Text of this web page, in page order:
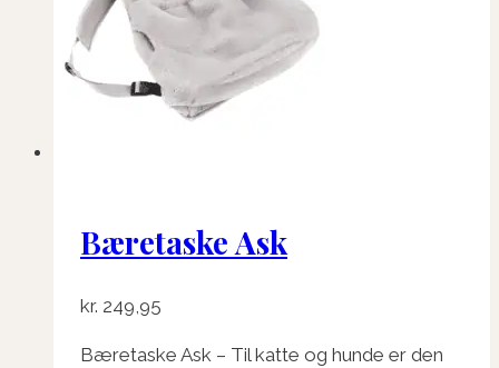
Bæretaske Ask
kr. 249,95
Bæretaske Ask – Til katte og hunde er den